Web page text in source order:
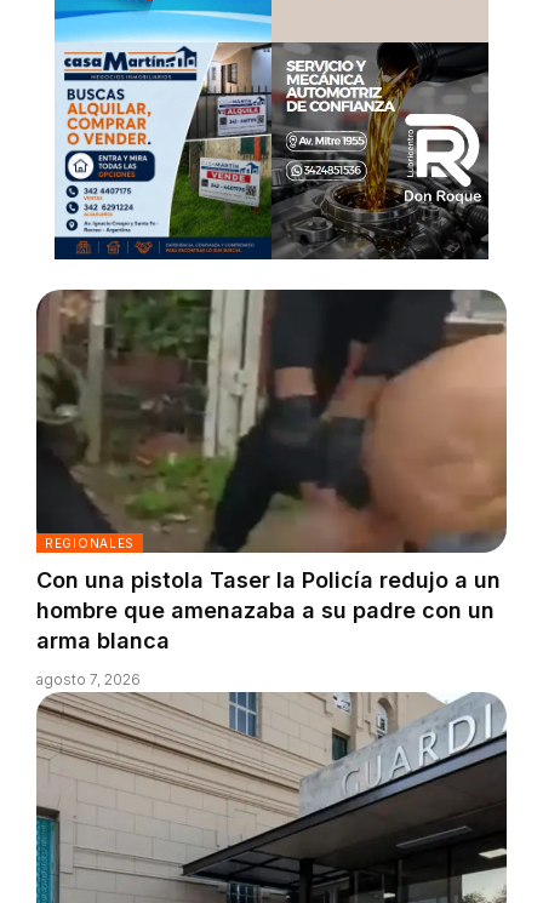
REGIONALES
Con una pistola Taser la Policía redujo a un
hombre que amenazaba a su padre con un
arma blanca
agosto 7, 2026